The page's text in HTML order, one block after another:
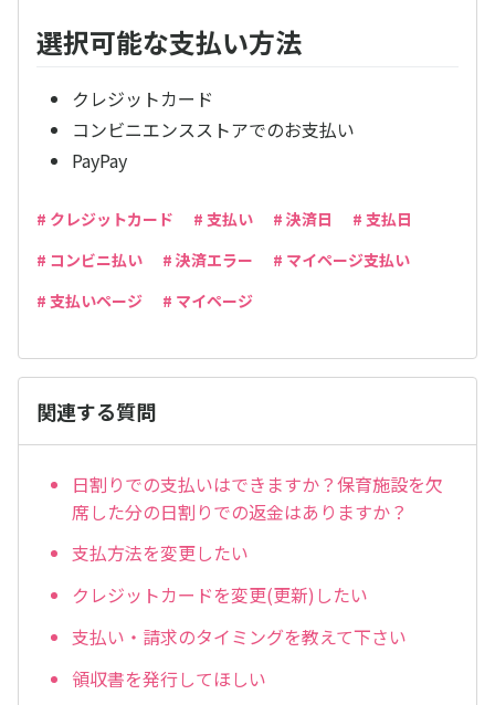
選択可能な支払い方法
クレジットカード
コンビニエンスストアでのお支払い
PayPay
# クレジットカード # 支払い # 決済日
# 支払日
# コンビニ払い
# 決済エラー
# マイページ支払い
# 支払いページ
# マイページ
関連する質問
日割りでの支払いはできますか？保育施設を欠
席した分の日割りでの返金はありますか？
支払方法を変更したい
クレジットカードを変更(更新)したい
支払い・請求のタイミングを教えて下さい
領収書を発行してほしい